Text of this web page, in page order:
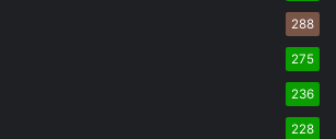
288
275
236
228